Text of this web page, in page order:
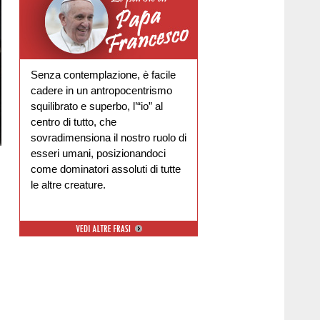
Senza contemplazione, è facile
cadere in un antropocentrismo
squilibrato e superbo, l’“io” al
centro di tutto, che
sovradimensiona il nostro ruolo di
esseri umani, posizionandoci
come dominatori assoluti di tutte
le altre creature.